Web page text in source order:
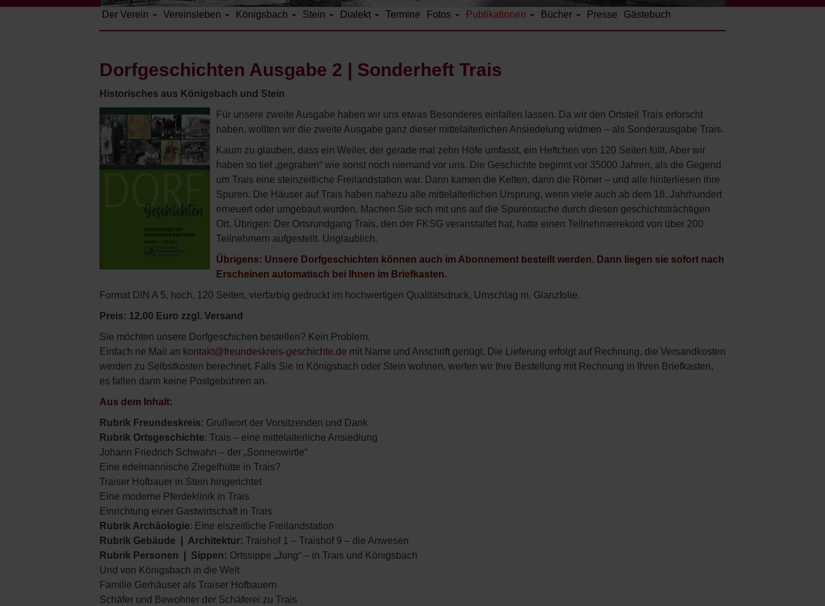
Der Verein Vereinsleben Königsbach Stein Dialekt Termine Fotos Publikationen Bücher Presse Gästebuch
Dorfgeschichten Ausgabe 2 | Sonderheft Trais
Historisches aus Königsbach und Stein
Für unsere zweite Ausgabe haben wir uns etwas Besonderes einfallen lassen. Da wir den Ortsteil Trais erforscht
haben, wollten wir die zweite Ausgabe ganz dieser mittelalterlichen Ansiedelung widmen – als Sonderausgabe Trais.
Kaum zu glauben, dass ein Weiler, der gerade mal zehn Höfe umfasst, ein Heftchen von 120 Seiten füllt. Aber wir
haben so tief „gegraben“ wie sonst noch niemand vor uns. Die Geschichte beginnt vor 35000 Jahren, als die Gegend
um Trais eine steinzeitliche Freilandstation war. Dann kamen die Kelten, dann die Römer – und alle hinterliesen ihre
Spuren. Die Häuser auf Trais haben nahezu alle mittelalterlichen Ursprung, wenn viele auch ab dem 18. Jahrhundert
erneuert oder umgebaut wurden. Machen Sie sich mit uns auf die Spurensuche durch diesen geschichtsträchtigen
Ort. Übrigen: Der Ortsrundgang Trais, den der FKSG veranstaltet hat, hatte einen Teilnehmerrekord von über 200
Teilnehmern aufgestellt. Unglaublich.
Übrigens: Unsere Dorfgeschichten können auch im Abonnement bestellt werden. Dann liegen sie sofort nach
Erscheinen automatisch bei Ihnen im Briefkasten.
Format DIN A 5, hoch, 120 Seiten, vierfarbig gedruckt im hochwertigen Qualitätsdruck, Umschlag m. Glanzfolie.
Preis: 12,00 Euro zzgl. Versand
Sie möchten unsere Dorfgeschichen bestellen? Kein Problem.
Einfach ne Mail an kontakt@freundeskreis-geschichte.de mit Name und Anschrift genügt. Die Lieferung erfolgt auf Rechnung, die Versandkosten
werden zu Selbstkosten berechnet. Falls Sie in Königsbach oder Stein wohnen, werfen wir Ihre Bestellung mit Rechnung in Ihren Briefkasten,
es fallen dann keine Postgebühren an.
Aus dem Inhalt:
Rubrik Freundeskreis: Grußwort der Vorsitzenden und Dank
Rubrik Ortsgeschichte: Trais – eine mittelalterliche Ansiedlung
Johann Friedrich Schwahn – der „Sonnenwirtle“
Eine edelmännische Ziegelhütte in Trais?
Traiser Hofbauer in Stein hingerichtet
Eine moderne Pferdeklinik in Trais
Einrichtung einer Gastwirtschaft in Trais
Rubrik Archäologie: Eine eiszeitliche Freiland­station
Rubrik Gebäude | Architektur: Traishof 1 – Traishof 9 – die Anwesen
Rubrik Personen | Sippen: Ortssippe „Jung“ – in Trais und Königsbach
Und von Königsbach in die Welt
Familie Gerhäuser als Traiser Hofbauern
Schäfer und Bewohner der Schäferei zu Trais